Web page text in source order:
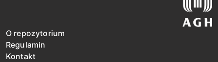
O repozytorium
Regulamin
Kontakt